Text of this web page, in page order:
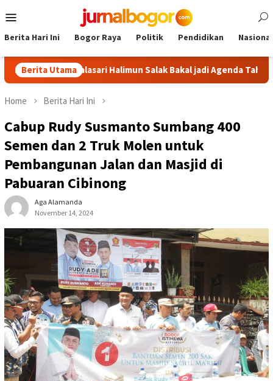
to
Menu
Berita Hari Ini Bogor Raya Politik Pendidikan Nasional
Berita Utama
Malasari Halimun Salak Bakal jadi Agenda Tahunan
Home Berita Hari Ini
Cabup Rudy Susmanto Sumbang 400
Semen dan 2 Truk Molen untuk
Pembangunan Jalan dan Masjid di
Pabuaran Cibinong
Aga Alamanda
November 14, 2024